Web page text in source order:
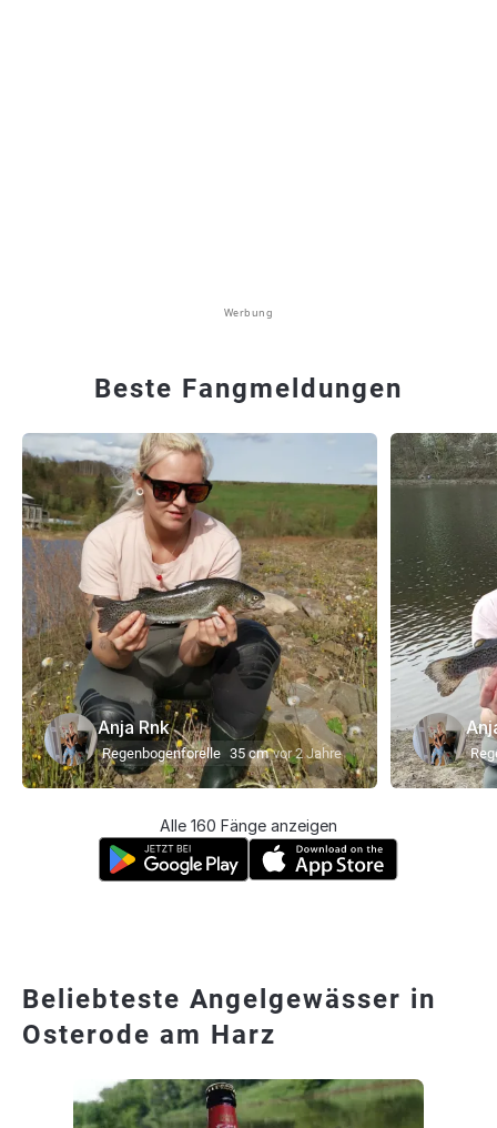
Werbung
Beste Fangmeldungen
Anja Rnk
Regenbogenforelle 35 cm vor 2 Jahre
Alle 160 Fänge anzeigen
Beliebteste Angelgewässer in
Osterode am Harz